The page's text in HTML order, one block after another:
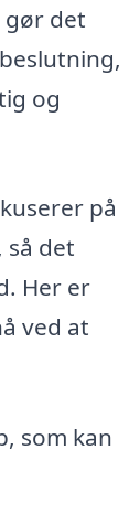
gør det
og
på
så det
Her er
ved at
som kan